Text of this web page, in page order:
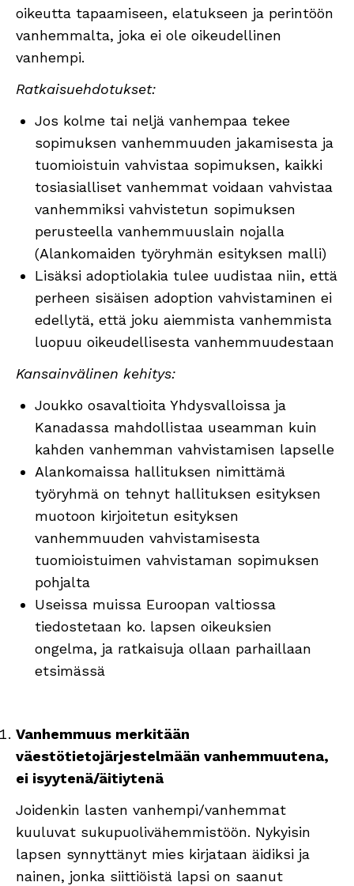
oikeutta tapaamiseen, elatukseen ja perintöön
vanhemmalta, joka ei ole oikeudellinen
vanhempi.
Ratkaisuehdotukset:
Jos kolme tai neljä vanhempaa tekee
sopimuksen vanhemmuuden jakamisesta ja
tuomioistuin vahvistaa sopimuksen, kaikki
tosiasialliset vanhemmat voidaan vahvistaa
vanhemmiksi vahvistetun sopimuksen
perusteella vanhemmuuslain nojalla
(Alankomaiden työryhmän esityksen malli)
Lisäksi adoptiolakia tulee uudistaa niin, että
perheen sisäisen adoption vahvistaminen ei
edellytä, että joku aiemmista vanhemmista
luopuu oikeudellisesta vanhemmuudestaan
Kansainvälinen kehitys:
Joukko osavaltioita Yhdysvalloissa ja
Kanadassa mahdollistaa useamman kuin
kahden vanhemman vahvistamisen lapselle
Alankomaissa hallituksen nimittämä
työryhmä on tehnyt hallituksen esityksen
muotoon kirjoitetun esityksen
vanhemmuuden vahvistamisesta
tuomioistuimen vahvistaman sopimuksen
pohjalta
Useissa muissa Euroopan valtiossa
tiedostetaan ko. lapsen oikeuksien
ongelma, ja ratkaisuja ollaan parhaillaan
etsimässä
Vanhemmuus merkitään
väestötietojärjestelmään vanhemmuutena,
ei isyytenä/äitiytenä
Joidenkin lasten vanhempi/vanhemmat
kuuluvat sukupuolivähemmistöön. Nykyisin
lapsen synnyttänyt mies kirjataan äidiksi ja
nainen, jonka siittiöistä lapsi on saanut